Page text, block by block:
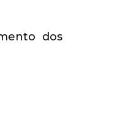
dos